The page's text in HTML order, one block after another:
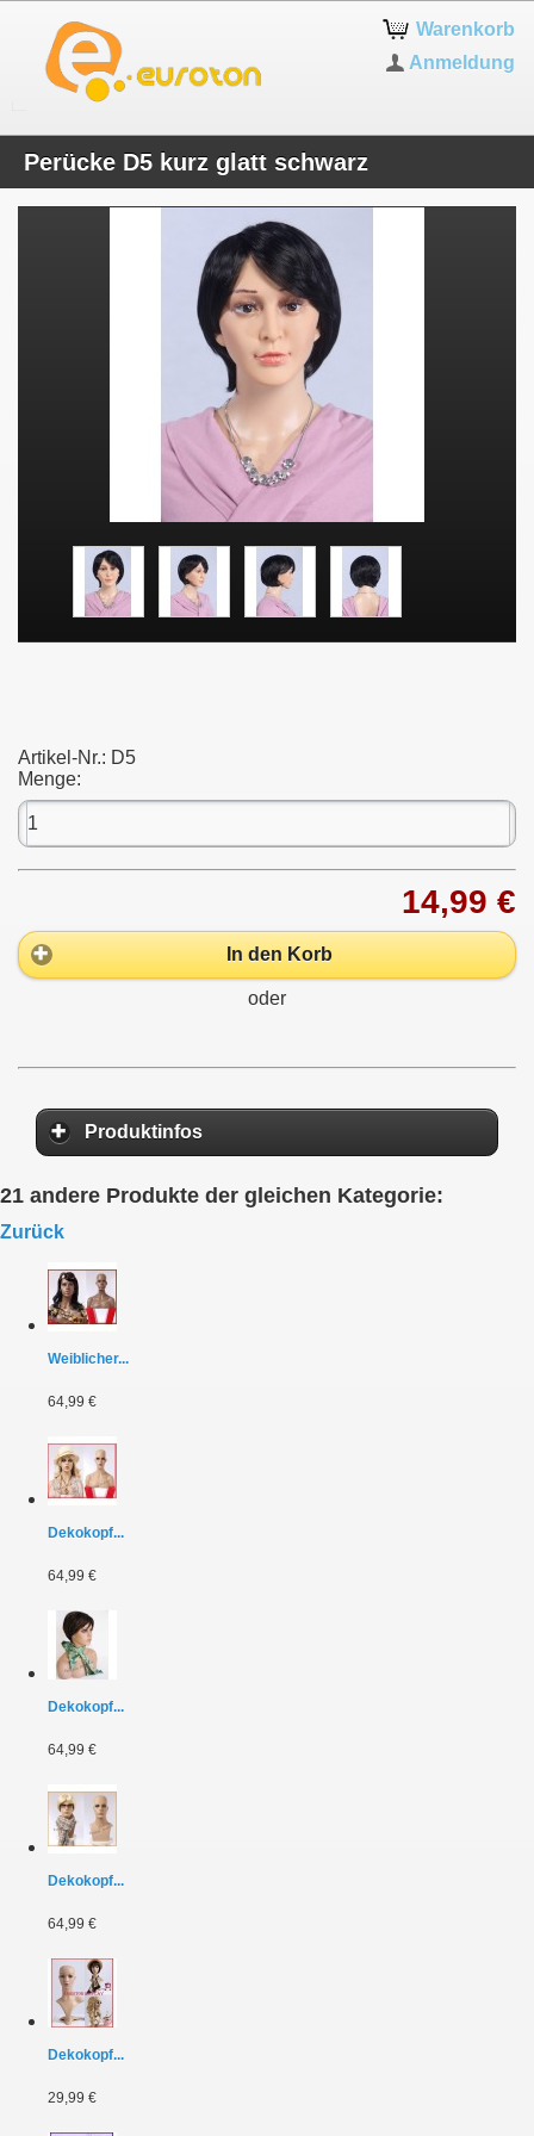
Warenkorb
Anmeldung
Perücke D5 kurz glatt schwarz
Artikel-Nr.: D5
Menge:
14,99 €
In den Korb
oder
Produktinfos
21 andere Produkte der gleichen Kategorie:
Zurück
Weiblicher...
64,99 €
Dekokopf...
64,99 €
Dekokopf...
64,99 €
Dekokopf...
64,99 €
Dekokopf...
29,99 €